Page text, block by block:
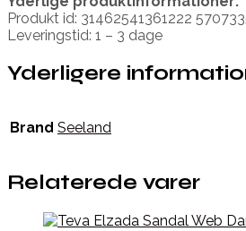
Produkt id: 31462541361222
Leveringstid: 1 – 3 dage
Yderligere
Brand Seeland
Relaterede varer